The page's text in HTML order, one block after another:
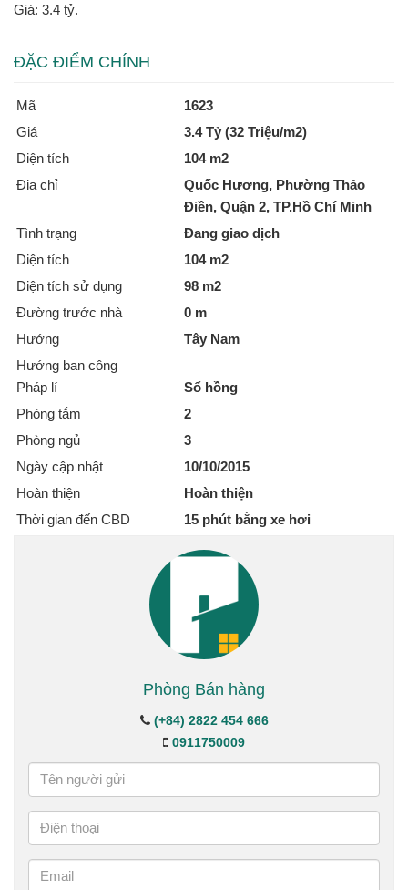
Giá: 3.4 tỷ.
ĐẶC ĐIỂM CHÍNH
Mã
1623
Giá
3.4 Tỷ (32 Triệu/m2)
Diện tích
104 m2
Địa chỉ
Quốc Hương, Phường Thảo
Điền, Quận 2, TP.Hồ Chí Minh
Tình trạng
Đang giao dịch
Diện tích
104 m2
Diện tích sử dụng
98 m2
Đường trước nhà
0 m
Hướng
Tây Nam
Hướng ban công
Pháp lí
Sổ hồng
Phòng tắm
2
Phòng ngủ
3
Ngày cập nhật
10/10/2015
Hoàn thiện
Hoàn thiện
Thời gian đến CBD
15 phút bằng xe hơi
Phòng Bán hàng
(+84) 2822 454 666
0911750009